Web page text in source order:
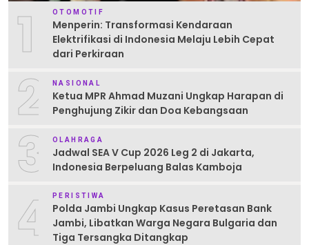
1 OTOMOTIF
Menperin: Transformasi Kendaraan
Elektrifikasi di Indonesia Melaju Lebih Cepat
dari Perkiraan
2 NASIONAL
Ketua MPR Ahmad Muzani Ungkap Harapan di
Penghujung Zikir dan Doa Kebangsaan
3 OLAHRAGA
Jadwal SEA V Cup 2026 Leg 2 di Jakarta,
Indonesia Berpeluang Balas Kamboja
4 PERISTIWA
Polda Jambi Ungkap Kasus Peretasan Bank
Jambi, Libatkan Warga Negara Bulgaria dan
Tiga Tersangka Ditangkap